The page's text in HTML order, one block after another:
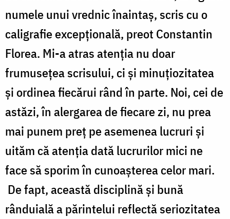
numele unui vrednic înaintaș, scris cu o
caligrafie excepțională, preot Constantin
Florea. Mi-a atras atenția nu doar
frumusețea scrisului, ci și minuțiozitatea
și ordinea fiecărui rând în parte. Noi, cei de
astăzi, în alergarea de fiecare zi, nu prea
mai punem preț pe asemenea lucruri și
uităm că atenția dată lucrurilor mici ne
face să sporim în cunoașterea celor mari.
De fapt, această disciplină și bună
rânduială a părintelui reflectă seriozitatea